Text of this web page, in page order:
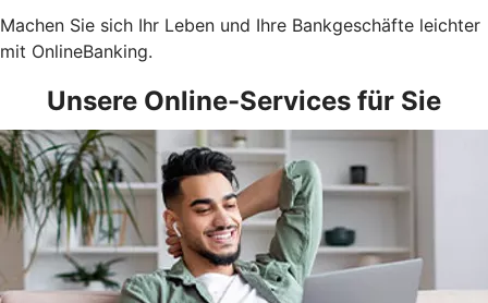
Machen Sie sich Ihr Leben und Ihre Bankgeschäfte leichter
mit OnlineBanking.
Unsere Online-Services für Sie